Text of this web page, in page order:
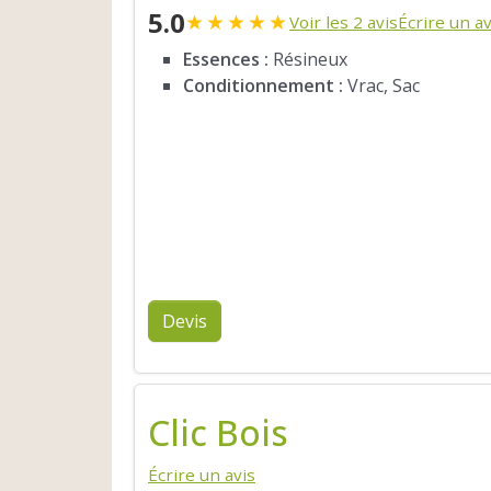
5.0★★★★★Voir les 2 avisÉcrire un
Essences : Résineux
Conditionnement : Vrac, Sac
Devis
Clic Bois
Écrire un avis